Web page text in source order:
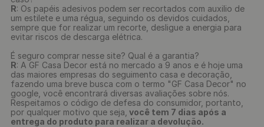
R: Os papéis adesivos podem ser recortados com auxilio de
um estilete e uma régua, seguindo os devidos cuidados,
sempre que for realizar um recorte, desligue a energia para
evitar riscos de descarga elétrica.
É seguro comprar nesse site? Qual é a garantia?
R: A GF Casa Decor está no mercado a 9 anos e é hoje uma
das maiores empresas do seguimento casa e decoração,
fazendo uma breve busca com o termo "GF Casa Decor" no
google, você encontrará diversas avaliações sobre nós.
Respeitamos o código de defesa do consumidor, portanto,
por qualquer motivo que seja, você tem 7 dias após a
entrega do produto para realizar a devolução.